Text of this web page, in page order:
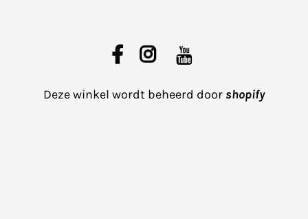
Deze winkel wordt beheerd door shopify